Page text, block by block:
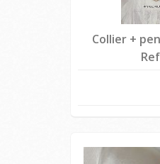
Collier +